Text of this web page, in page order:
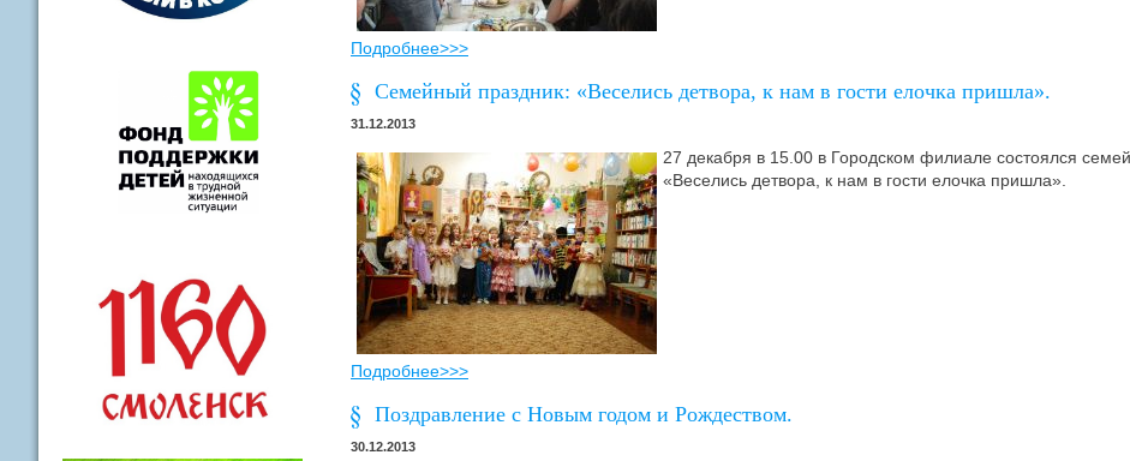
Подробнее>>>
Семейный праздник: «Веселись детвора, к нам в гости елочка пришла».
31.12.2013
27 декабря в 15.00 в Городском филиале состоялся
«Веселись детвора, к нам в гости елочка пришла».
Подробнее>>>
Поздравление с Новым годом и Рождеством.
30.12.2013